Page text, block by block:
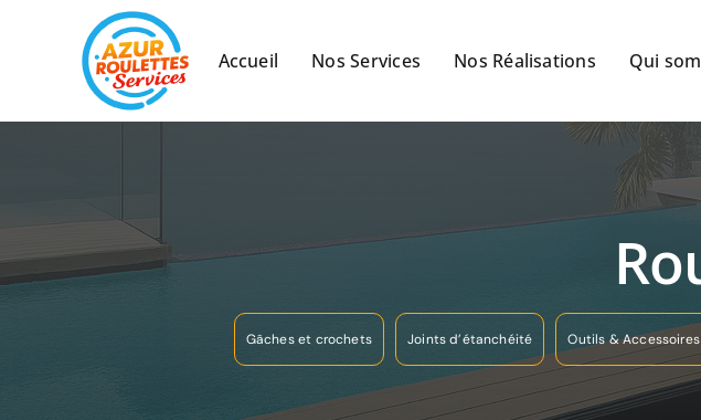
Accueil Nos Services Nos Réalisations Qui
Gâches et crochets Joints d’étanchéité Outils & Accessoires